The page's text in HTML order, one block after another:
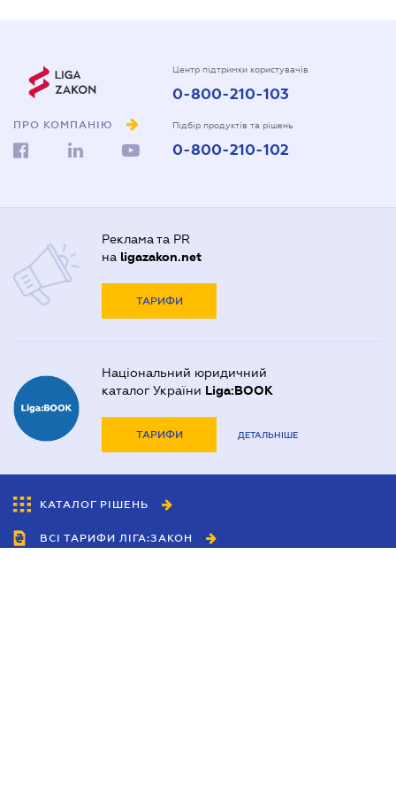
ПРО КОМПАНІЮ
Центр підтримки користувачів
0-800-210-103
Підбір продуктів та рішень
0-800-210-102
Реклама та PR
на ligazakon.net
ТАРИФИ
Національний юридичний
каталог України Liga:BOOK
ТАРИФИ ДЕТАЛЬНІШЕ
КАТАЛОГ РІШЕНЬ
ВСІ ТАРИФИ ЛІГА:ЗАКОН